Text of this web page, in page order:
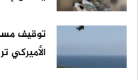
توقيف
الأميركي